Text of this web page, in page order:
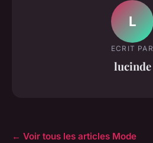
L
ECRIT PAR
lucinde
← Voir tous les articles Mode